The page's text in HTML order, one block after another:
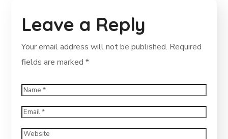
Leave a Reply
Your email address will not be published. Required
fields are marked*